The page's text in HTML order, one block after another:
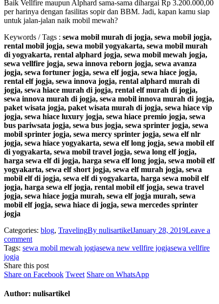
Baik Vellfire maupun Alphard sama-sama dihargai Rp 3.200.000,00
per harinya dengan fasilitas sopir dan BBM. Jadi, kapan kamu siap
untuk jalan-jalan naik mobil mewah?
Keywords / Tags : sewa mobil murah di jogja, sewa mobil jogja,
rental mobil jogja, sewa mobil yogyakarta, sewa mobil murah
di yogyakarta, rental alphard jogja, sewa mobil mewah jogja,
sewa vellfire jogja, sewa innova reborn jogja, sewa avanza
jogja, sewa fortuner jogja, sewa elf jogja, sewa hiace jogja,
rental elf jogja, sewa innova jogja, rental alphard murah di
jogja, sewa hiace murah di jogja, rental elf murah di jogja,
sewa innova murah di jogja, sewa mobil innova murah di jogja,
paket wisata jogja, paket wisata murah di jogja, sewa hiace vip
jogja, sewa hiace luxury jogja, sewa hiace premio jogja, sewa
bus pariwsata jogja, sewa bus jogja, sewa sprinter jogja, sewa
mobil sprinter jogja, sewa mercy sprinter jogja, sewa elf nlr
jogja, sewa hiace yogyakarta, sewa elf long jogja, sewa mobil elf
di yogyakarta, sewa mobil travel jogja, sewa long elf jogja,
harga sewa elf di jogja, harga sewa elf long jogja, sewa mobil elf
yogyakarta, sewa elf short jogja, sewa elf murah jogja, sewa
mobil elf di jogja, sewa elf di yogyakarta, harga sewa mobil elf
jogja, harga sewa elf jogja, rental mobil elf jogja, sewa travel
jogja, sewa hiace jogja murah, sewa elf jogja murah, sewa
mobil elf jogja, sewa hiace di jogja, sewa mercedes sprinter
jogja
Categories: blog, TravelingBy nulisartikelJanuary 28, 2019Leave a
comment
Tags: sewa mobil mewah jogjasewa new vellfire jogjasewa vellfire
jogja
Share this post
Share on FacebookShare
Facebook
TweetShare
Share on WhatsAppShare
Author: nulisartikel